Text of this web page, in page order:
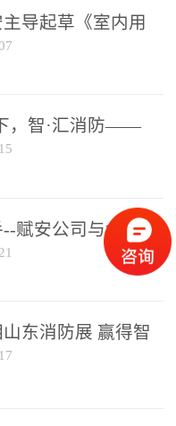
导起草《室内用
技术规程》 正式
能源产业
，智·汇消防——
上海消防展圆
15
赋安公司与金科
略合作协议
21
东消防展 赢得智
耀
17